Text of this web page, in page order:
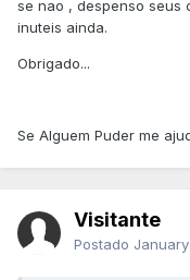
se nao , despenso seus
inuteis ainda.
Obrigado...
Se Alguem Puder me
Visitante
Postado January